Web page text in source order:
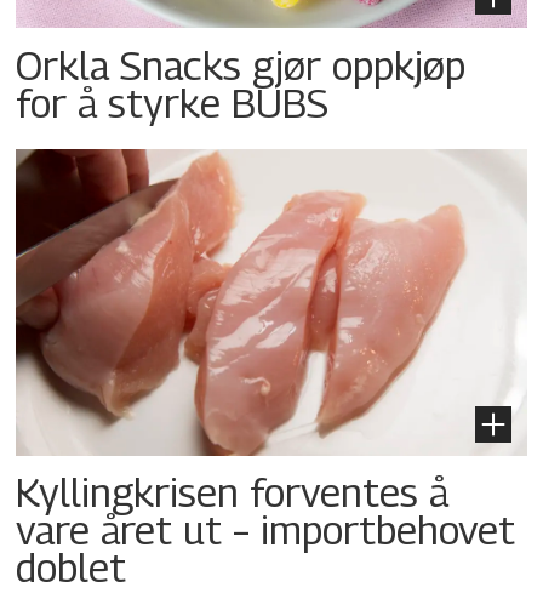
Orkla Snacks gjør oppkjøp
for å styrke BUBS
Kyllingkrisen forventes å
vare året ut – importbehovet
doblet